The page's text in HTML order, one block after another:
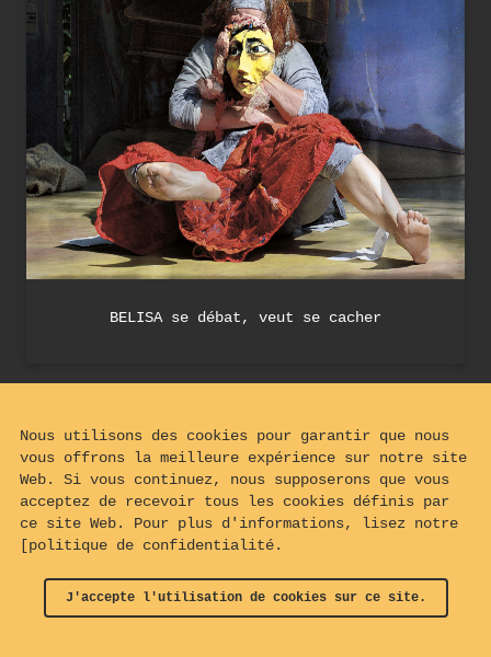
BELISA se débat, veut se cacher
Nous utilisons des cookies pour garantir que nous
vous offrons la meilleure expérience sur notre site
Web. Si vous continuez, nous supposerons que vous
acceptez de recevoir tous les cookies définis par
ce site Web. Pour plus d'informations, lisez notre
[politique de confidentialité.
J'accepte l'utilisation de cookies sur ce site.